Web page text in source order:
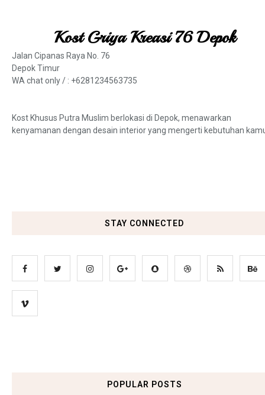
Kost Griya Kreasi 76 Depok
Jalan Cipanas Raya No. 76
Depok Timur
WA chat only / : +6281234563735
Kost Khusus Putra Muslim berlokasi di Depok, menawarkan
kenyamanan dengan desain interior yang mengerti kebutuhan
STAY CONNECTED
POPULAR POSTS